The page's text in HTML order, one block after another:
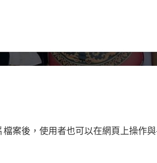
案後，使用者也可以在網頁上操作